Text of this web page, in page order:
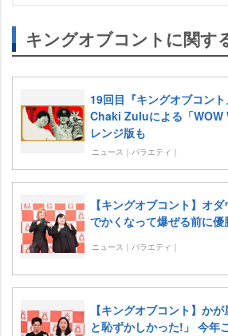
キングオブコントに関す
19回目『キングオブコン
Chaki Zuluによる「WOW
レンジ版も
ニュース｜バラエティ｜
【キングオブコント】オ
でかくなって爆ぜる前に優
ニュース｜バラエティ｜
【キングオブコント】か
と恥ずかしかった!」 今年